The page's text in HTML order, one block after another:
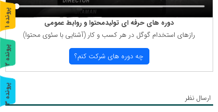
دوره های حرفه ای تولیدمحتوا و روابط عمومی
رازهای استخدام گوگل در هر كسب و كار (آشنایی با سئوی محتوا)
چه دوره های شركت كنم؟
ارسال نظر
پ
ر
و
ن
د
ه
1
پ
ر
و
ن
د
ه
2
پ
ر
و
ن
د
ه
3